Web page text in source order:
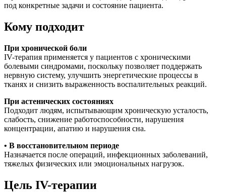
под конкретные задачи и состояние пациента.
Кому подходит
При хронической боли
IV-терапия применяется у пациентов с хроническими
болевыми синдромами, поскольку позволяет поддержать
нервную систему, улучшить энергетические процессы в
тканях и снизить выраженность воспалительных реакций.
При астенических состояниях
Подходит людям, испытывающим хроническую усталость,
слабость, снижение работоспособности, нарушения
концентрации, апатию и нарушения сна.
• В восстановительном периоде
Назначается после операций, инфекционных заболеваний,
тяжелых физических или эмоциональных нагрузок.
Цель IV-терапии